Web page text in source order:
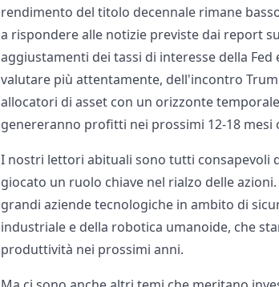
rendimento del titolo decennale rimane
a rispondere alle notizie previste dai report
aggiustamenti dei tassi di interesse della
valutare più attentamente, dell'incontro
allocatori di asset con un orizzonte
genereranno profitti nei prossimi 12-18 mesi
I nostri lettori abituali sono tutti consapevoli
giocato un ruolo chiave nel rialzo delle
grandi aziende tecnologiche in ambito di
industriale e della robotica umanoide, che
produttività nei prossimi anni.